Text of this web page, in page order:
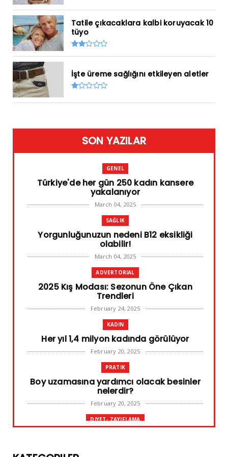
Tatile çıkacaklara kalbi koruyacak 10
tüyo
İşte üreme sağlığını etkileyen aletler
SON YAZILAR
GENEL
Türkiye'de her gün 250 kadın kansere
yakalanıyor
March 04, 2025
SAĞLIK
Yorgunluğunuzun nedeni B12 eksikliği
olabilir!
March 04, 2025
ADVERTORIAL
2025 Kış Modası: Sezonun Öne Çıkan
Trendleri
February 24, 2025
KADIN
Her yıl 1,4 milyon kadında görülüyor
February 20, 2025
PRATIK
Boy uzamasına yardımcı olacak besinler
nelerdir?
February 20, 2025
DIYET- ZAYIFLAMA